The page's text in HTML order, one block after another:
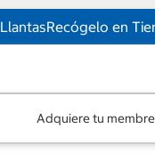
LlantasRecógelo en
Adquiere tu